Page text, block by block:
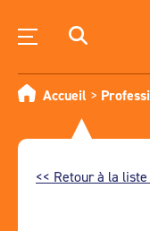
Accueil >
<< Retour à la